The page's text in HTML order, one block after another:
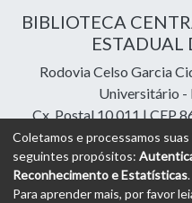
BIBLIOTECA
ESTADUAL
Rodovia Celso Garcia
Universitário
Cx. Postal 10.011 | CEP
Contatos: e-mail:
DSpace Cloud Software
Coletamos e processamos
seguintes propósitos:
Reconhecimento e Estatísticas.
Para aprender mais, por favor